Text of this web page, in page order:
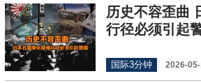
历史不容歪曲
行径必须引起
国际3分钟 2026-